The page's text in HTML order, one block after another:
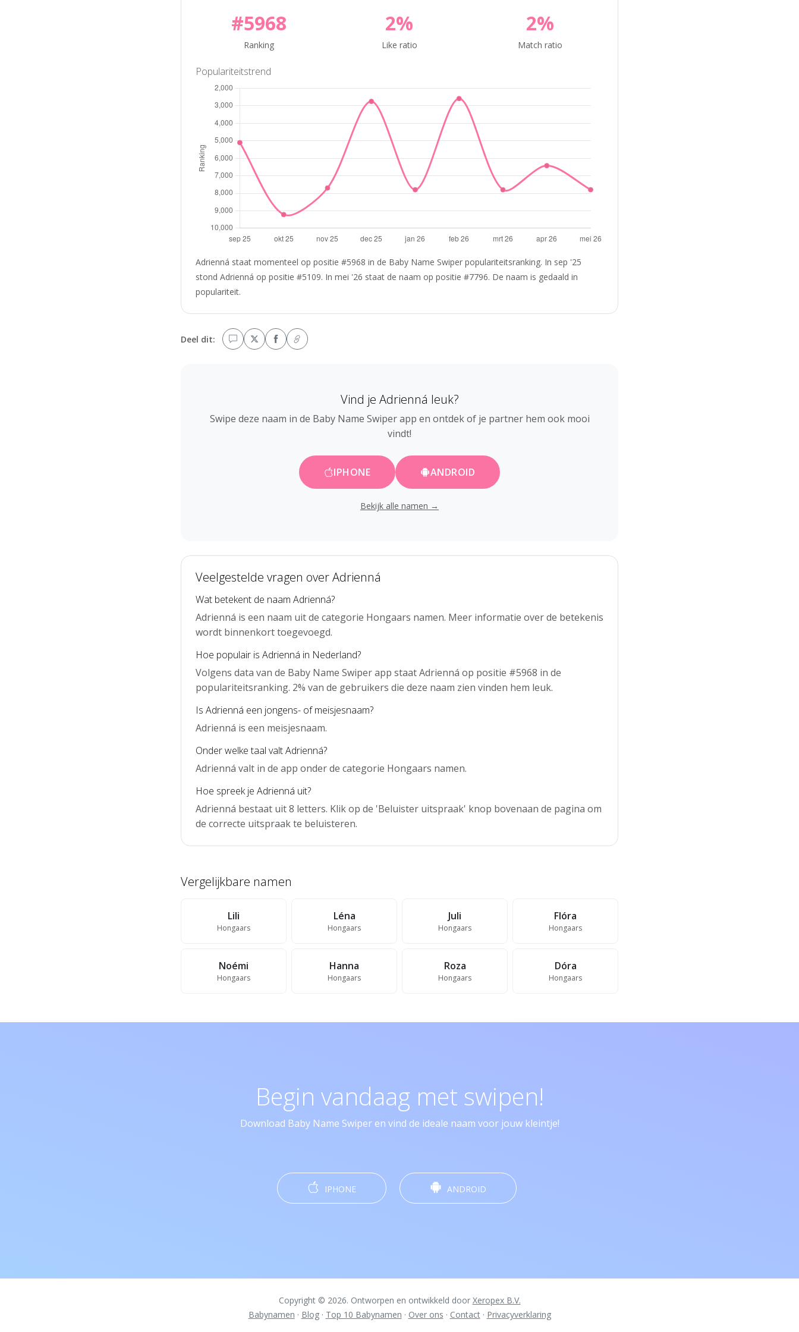
#5968
Ranking
2%
Like ratio
2%
Match ratio
Populariteitstrend
Adrienná staat momenteel op positie #5968 in de Baby Name Swiper populariteitsranking. In sep '25
stond Adrienná op positie #5109. In mei '26 staat de naam op positie #7796. De naam is gedaald in
populariteit.
Deel dit:
Vind je Adrienná leuk?
Swipe deze naam in de Baby Name Swiper app en ontdek of je partner hem ook mooi
vindt!
IPHONE ANDROID
Bekijk alle namen →
Veelgestelde vragen over Adrienná
Wat betekent de naam Adrienná?
Adrienná is een naam uit de categorie Hongaars namen. Meer informatie over de betekenis
wordt binnenkort toegevoegd.
Hoe populair is Adrienná in Nederland?
Volgens data van de Baby Name Swiper app staat Adrienná op positie #5968 in de
populariteitsranking. 2% van de gebruikers die deze naam zien vinden hem leuk.
Is Adrienná een jongens- of meisjesnaam?
Adrienná is een meisjesnaam.
Onder welke taal valt Adrienná?
Adrienná valt in de app onder de categorie Hongaars namen.
Hoe spreek je Adrienná uit?
Adrienná bestaat uit 8 letters. Klik op de 'Beluister uitspraak' knop bovenaan de pagina om
de correcte uitspraak te beluisteren.
Vergelijkbare namen
Lili
Hongaars
Léna
Hongaars
Juli
Hongaars
Flóra
Hongaars
Noémi
Hongaars
Hanna
Hongaars
Roza
Hongaars
Dóra
Hongaars
Begin vandaag met swipen!
Download Baby Name Swiper en vind de ideale naam voor jouw kleintje!
IPHONE ANDROID
Copyright © 2026. Ontworpen en ontwikkeld door Xeropex B.V.
Babynamen · Blog· Top 10 Babynamen · Over ons · Contact· Privacyverklaring